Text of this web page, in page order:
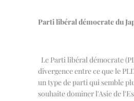
Parti libéral démocrate du
Le Parti libéral démocrate
divergence entre ce que le
un type de parti qui semble
souhaite dominer l'Asie de